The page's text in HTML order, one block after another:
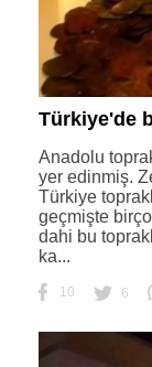
Türkiye'de
Anadolu
yer edinmiş.
Türkiye
geçmişte
dahi bu
ka...
10 6